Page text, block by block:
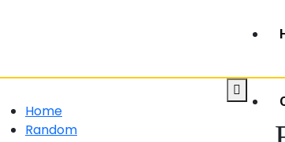
Home
Random